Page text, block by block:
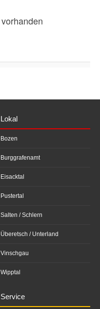
vorhanden
Lokal
Bozen
Burggrafenamt
Eisacktal
Pustertal
Salten / Schlern
Überetsch / Unterland
Vinschgau
Wipptal
Service